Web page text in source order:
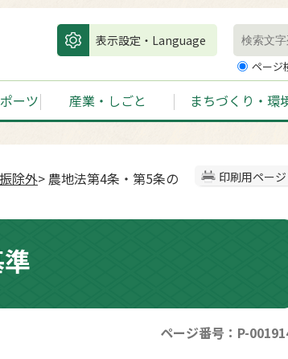
表示設定・Language
ページ
ーツ 産業・しごと まちづくり・環
印刷用ページ
除外> 農地法第4条・第5条の
ページ番号：P-